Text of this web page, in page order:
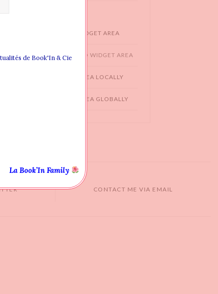
CREATING NEW WIDGET AREA
ADDING WIDGET TO WIDGET AREA
ASSIGN WIDGET AREA LOCALLY
ASSIGN WIDGET AREA GLOBALLY
CONTACT ME VIA EMAIL
de Book'In & Cie
La Book’In Family